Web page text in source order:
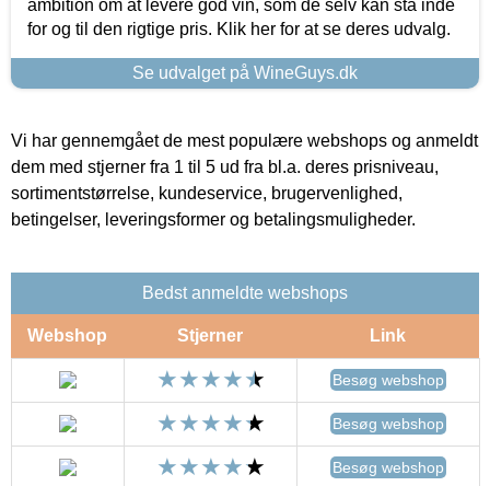
ambition om at levere god vin, som de selv kan stå inde
for og til den rigtige pris. Klik her for at se deres udvalg.
Se udvalget på WineGuys.dk
Vi har gennemgået de mest populære webshops og anmeldt
dem med stjerner fra 1 til 5 ud fra bl.a. deres prisniveau,
sortimentstørrelse, kundeservice, brugervenlighed,
betingelser, leveringsformer og betalingsmuligheder.
Bedst anmeldte webshops
Webshop Stjerner Link
Besøg webshop
Besøg webshop
Besøg webshop